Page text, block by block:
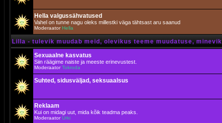
Hella valgussähvatused
Vahel on tunne nagu oleks millestki väga tähtsast aru saanud
Moderaator Hella
Lilla - tulevik muudab meid, olevikus teeme muudatuse,
Sexuaalne kasvatus
Siin räägime naiste ja meeste erinevustest.
ModeraatorTokroda
Suhted, sidusväljad, seksuaalsus
Reklaam
Kui on midagi uut, mida kõik teadma peaks.
ModeraatorUrki